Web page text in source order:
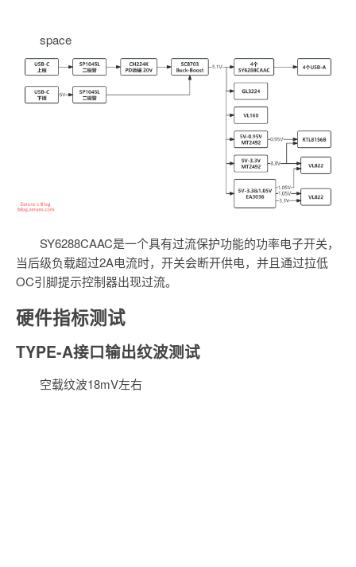
space
SY6288CAAC是一个具有过流保护功能的功率电子开关，
当后级负载超过2A电流时，开关会断开供电，并且通过拉低
OC引脚提示控制器出现过流。
硬件指标测试
TYPE-A接口输出纹波测试
空载纹波18mV左右